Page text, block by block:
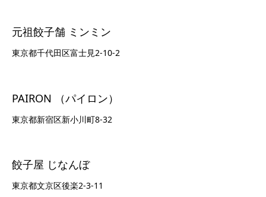
元祖餃子舗 ミンミン
東京都千代田区富士見2-10-2
PAIRON （パイロン）
東京都新宿区新小川町8-32
餃子屋 じなんぼ
東京都文京区後楽2-3-11